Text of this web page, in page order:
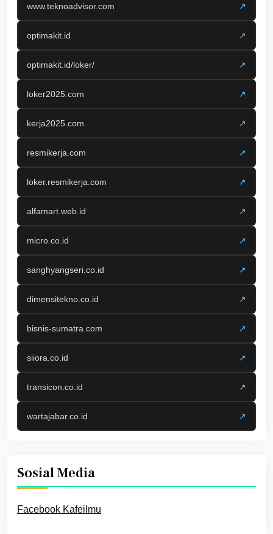
www.teknoadvisor.com ↗
optimakit.id ↗
optimakit.id/loker/ ↗
loker2025.com ↗
kerja2025.com ↗
resmikerja.com ↗
loker.resmikerja.com ↗
alfamart.web.id ↗
micro.co.id ↗
sanghyangseri.co.id ↗
dimensitekno.co.id ↗
bisnis-sumatra.com ↗
siiora.co.id ↗
transicon.co.id ↗
wartajabar.co.id ↗
Sosial Media
Facebook Kafeilmu